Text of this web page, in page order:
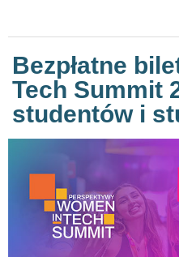
Bezpłatne
Tech Summit
studentów i